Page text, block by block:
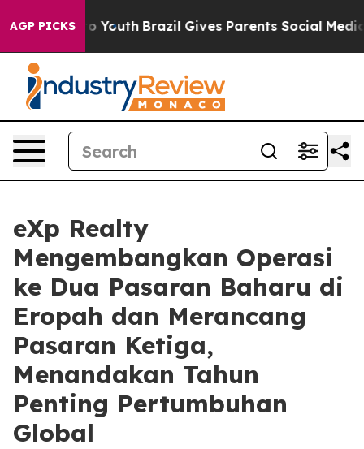
AGP PICKS
to Youth Brazil Gives Parents Social Media
eXp Realty
Mengembangkan Operasi
ke Dua Pasaran Baharu di
Eropah dan Merancang
Pasaran Ketiga,
Menandakan Tahun
Penting Pertumbuhan
Global